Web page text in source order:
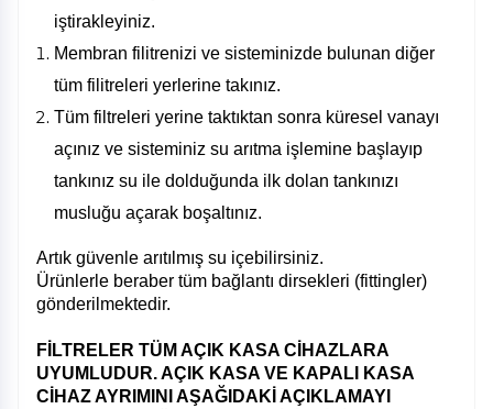
iştirakleyiniz.
Membran filitrenizi ve sisteminizde bulunan diğer
tüm filitreleri yerlerine takınız.
Tüm filtreleri yerine taktıktan sonra küresel vanayı
açınız ve sisteminiz su arıtma işlemine başlayıp
tankınız su ile dolduğunda ilk dolan tankınızı
musluğu açarak boşaltınız.
Artık güvenle arıtılmış su içebilirsiniz.
Ürünlerle beraber tüm bağlantı dirsekleri (fittingler)
gönderilmektedir.
FİLTRELER TÜM AÇIK KASA CİHAZLARA
UYUMLUDUR. AÇIK KASA VE KAPALI KASA
CİHAZ AYRIMINI AŞAĞIDAKİ AÇIKLAMAYI